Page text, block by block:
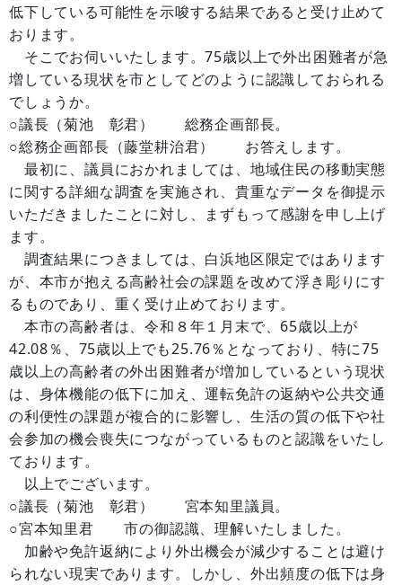
低下している可能性を示唆する結果であると受け止めて
おります。
そこでお伺いいたします。75歳以上で外出困難者が急
増している現状を市としてどのように認識しておられる
でしょうか。
○議長（菊池 彰君） 総務企画部長。
○総務企画部長（藤堂耕治君） お答えします。
最初に、議員におかれましては、地域住民の移動実態
に関する詳細な調査を実施され、貴重なデータを御提示
いただきましたことに対し、まずもって感謝を申し上げ
ます。
調査結果につきましては、白浜地区限定ではあります
が、本市が抱える高齢社会の課題を改めて浮き彫りにす
るものであり、重く受け止めております。
本市の高齢者は、令和８年１月末で、65歳以上が
42.08％、75歳以上でも25.76％となっており、特に75
歳以上の高齢者の外出困難者が増加しているという現状
は、身体機能の低下に加え、運転免許の返納や公共交通
の利便性の課題が複合的に影響し、生活の質の低下や社
会参加の機会喪失につながっているものと認識をいたし
ております。
以上でございます。
○議長（菊池 彰君） 宮本知里議員。
○宮本知里君 市の御認識、理解いたしました。
加齢や免許返納により外出機会が減少することは避け
られない現実であります。しかし、外出頻度の低下は身